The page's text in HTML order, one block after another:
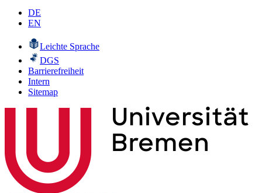
DE
EN
Leichte Sprache
DGS
Barrierefreiheit
Intern
Sitemap